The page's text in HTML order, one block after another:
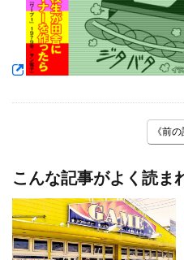
《前
こんな記事がよく読ま